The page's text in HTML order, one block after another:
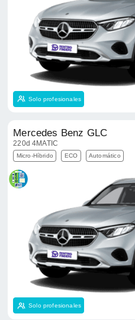
Solo profesionales
Mercedes Benz GLC
220d 4MATIC
Micro-Híbrido ECO Automático
Solo profesionales